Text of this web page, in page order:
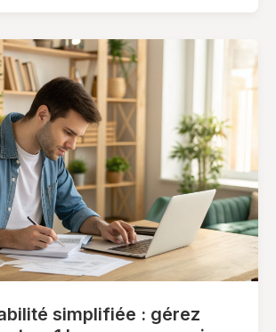
simplifiée : gérez